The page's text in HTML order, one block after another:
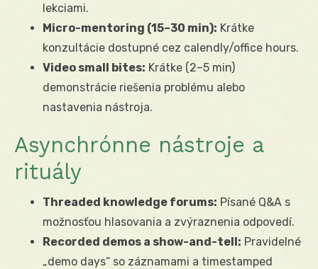
lekciami.
Micro-mentoring (15–30 min): Krátke
konzultácie dostupné cez calendly/office hours.
Video small bites: Krátke (2–5 min)
demonstrácie riešenia problému alebo
nastavenia nástroja.
Asynchrónne nástroje a
rituály
Threaded knowledge forums: Písané Q&A s
možnosťou hlasovania a zvýraznenia odpovedí.
Recorded demos a show-and-tell: Pravidelné
„demo days“ so záznamami a timestamped